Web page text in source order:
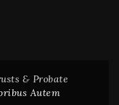
& Probate
Autem